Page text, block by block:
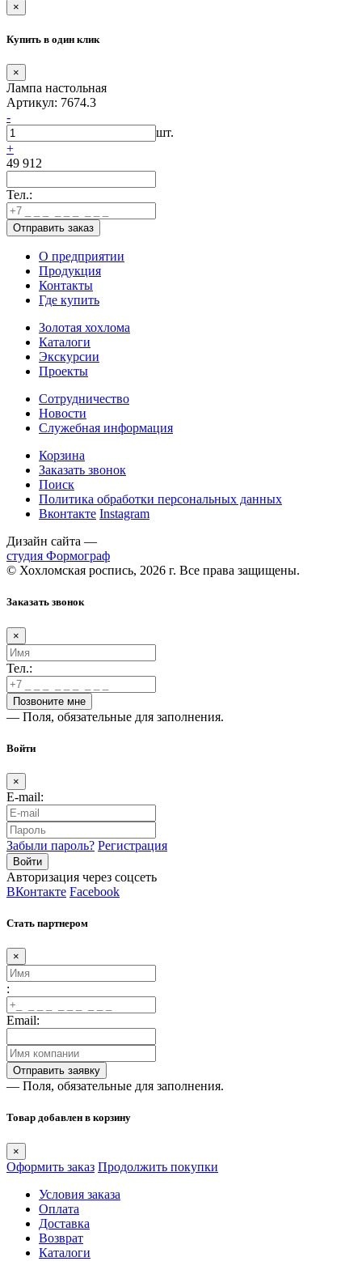
×
Купить в один клик
×
Лампа настольная
Артикул: 7674.3
-
шт.
+
49 912
Тел.:
О предприятии
Продукция
Контакты
Где купить
Золотая хохлома
Каталоги
Экскурсии
Проекты
Сотрудничество
Новости
Служебная информация
Корзина
Заказать звонок
Поиск
Политика обработки персональных данных
Вконтакте Instagram
Дизайн сайта —
студия Формограф
© Хохломская роспись, 2026 г. Все права защищены.
Заказать звонок
×
Тел.:
— Поля, обязательные для заполнения.
Войти
×
E-mail:
Забыли пароль? Регистрация
Авторизация через соцсеть
ВКонтакте Facebook
Стать партнером
×
:
Email:
— Поля, обязательные для заполнения.
Товар добавлен в корзину
×
Оформить заказ Продолжить покупки
Условия заказа
Оплата
Доставка
Возврат
Каталоги